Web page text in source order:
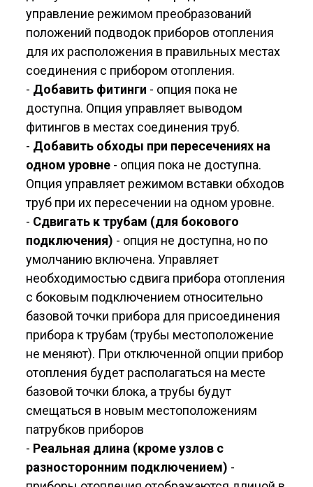
управление режимом преобразований
положений подводок приборов отопления
для их расположения в правильных местах
соединения с прибором отопления.
- Добавить фитинги - опция пока не
доступна. Опция управляет выводом
фитингов в местах соединения труб.
- Добавить обходы при пересечениях на
одном уровне - опция пока не доступна.
Опция управляет режимом вставки обходов
труб при их пересечении на одном уровне.
- Сдвигать к трубам (для бокового
подключения) - опция не доступна, но по
умолчанию включена. Управляет
необходимостью сдвига прибора отопления
с боковым подключением относительно
базовой точки прибора для присоединения
прибора к трубам (трубы местоположение
не меняют). При отключенной опции прибор
отопления будет располагаться на месте
базовой точки блока, а трубы будут
смещаться в новым местоположениям
патрубков приборов
- Реальная длина (кроме узлов с
разносторонним подключением) -